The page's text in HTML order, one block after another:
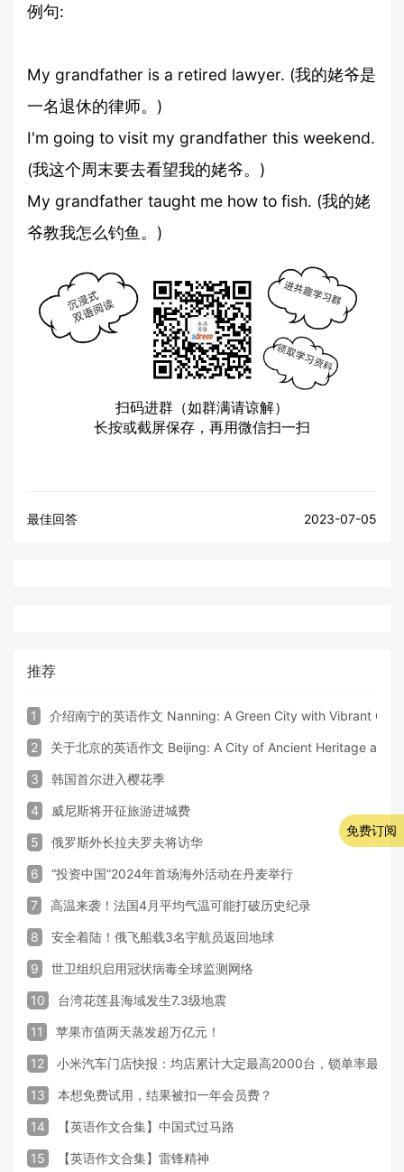
例句:
My grandfather is a retired lawyer. (我的姥爷是
一名退休的律师。)
I'm going to visit my grandfather this weekend.
(我这个周末要去看望我的姥爷。)
My grandfather taught me how to fish. (我的姥
爷教我怎么钓鱼。)
扫码进群（如群满请谅解）
长按或截屏保存，再用微信扫一扫
最佳回答 2023-07-05
推荐
1 介绍南宁的英语作文 Nanning: A Green City with Vibrant
2 关于北京的英语作文 Beijing: A City of Ancient Heritage and
3 韩国首尔进入樱花季
4 威尼斯将开征旅游进城费
5 俄罗斯外长拉夫罗夫将访华
6 “投资中国”2024年首场海外活动在丹麦举行
7 高温来袭！法国4月平均气温可能打破历史纪录
8 安全着陆！俄飞船载3名宇航员返回地球
9 世卫组织启用冠状病毒全球监测网络
10 台湾花莲县海域发生7.3级地震
11 苹果市值两天蒸发超万亿元！
12 小米汽车门店快报：均店累计大定最高2000台，锁单率最高
13 本想免费试用，结果被扣一年会员费？
14 【英语作文合集】中国式过马路
15 【英语作文合集】雷锋精神
免费订阅